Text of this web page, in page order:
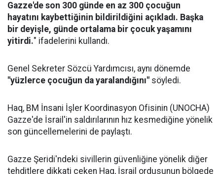
Gazze'de son 300 günde en az 300 çocuğun
hayatını kaybettiğinin bildirildiğini açıkladı. Başka
bir deyişle, günde ortalama bir çocuk yaşamını
yitirdi." ifadelerini kullandı.
Genel Sekreter Sözcü Yardımcısı, aynı dönemde
"yüzlerce çocuğun da yaralandığını" söyledi.
Haq, BM İnsani İşler Koordinasyon Ofisinin (UNOCHA)
Gazze'de İsrail'in saldırılarının hız kesmediğine yönelik
son güncellemelerini de paylaştı.
Gazze Şeridi'ndeki sivillerin güvenliğine yönelik diğer
tehditlere dikkati çeken Haq, İsrail ordusunun bölgede